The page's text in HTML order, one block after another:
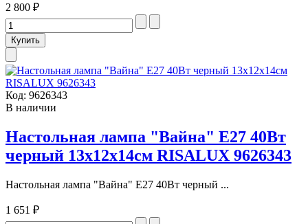
2 800 ₽
Код: 9626343
В наличии
Настольная лампа "Вайна" Е27 40Вт
черный 13х12х14см RISALUX 9626343
Настольная лампа "Вайна" Е27 40Вт черный ...
1 651 ₽